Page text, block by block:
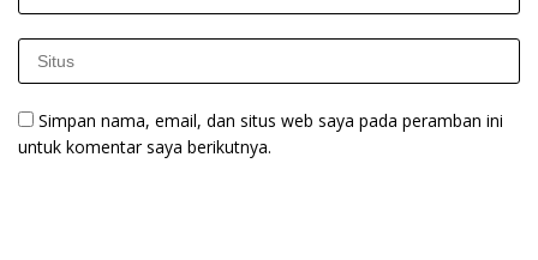
Simpan nama, email, dan situs web saya pada peramban ini
untuk komentar saya berikutnya.